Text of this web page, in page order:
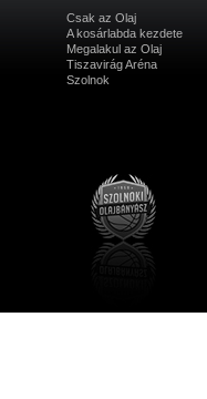
Csak az Olaj
A kosárlabda kezdete
Megalakul az Olaj
Tiszavirág Aréna
Szolnok